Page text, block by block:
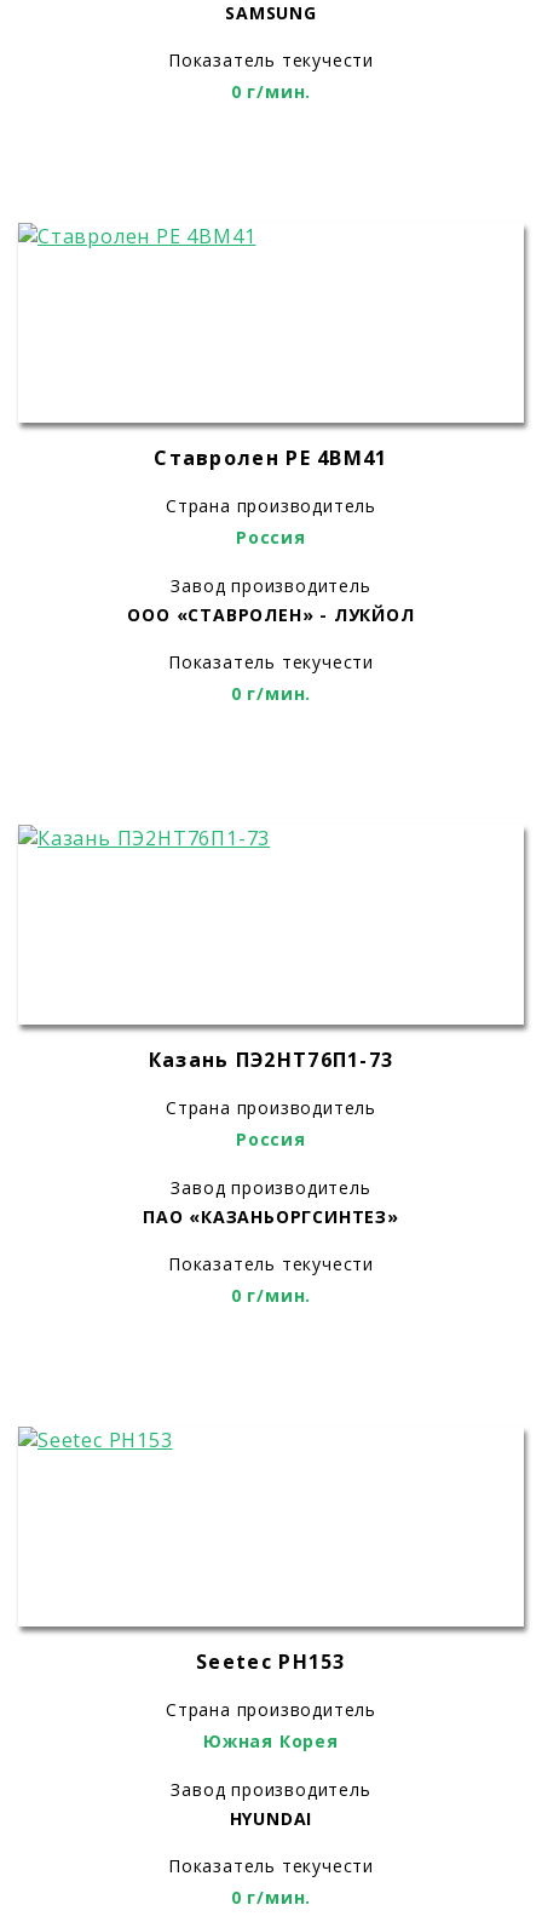
SAMSUNG
Показатель текучести
0 г/мин.
Ставролен РЕ 4BM41
Страна производитель
Россия
Завод производитель
ООО «СТАВРОЛЕН» - ЛУКЙОЛ
Показатель текучести
0 г/мин.
Казань ПЭ2НТ76П1-73
Страна производитель
Россия
Завод производитель
ПАО «КАЗАНЬОРГСИНТЕЗ»
Показатель текучести
0 г/мин.
Seetec PH153
Страна производитель
Южная Корея
Завод производитель
HYUNDAI
Показатель текучести
0 г/мин.